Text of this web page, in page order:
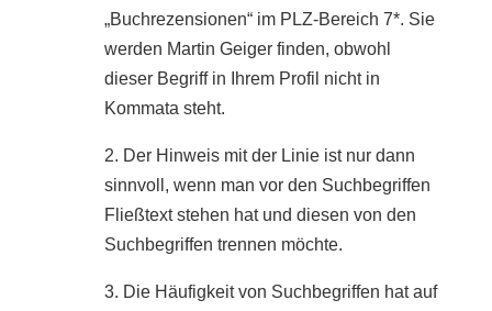
„Buchrezensionen“ im PLZ-Bereich 7*. Sie
werden Martin Geiger finden, obwohl
dieser Begriff in Ihrem Profil nicht in
Kommata steht.
2. Der Hinweis mit der Linie ist nur dann
sinnvoll, wenn man vor den Suchbegriffen
Fließtext stehen hat und diesen von den
Suchbegriffen trennen möchte.
3. Die Häufigkeit von Suchbegriffen hat auf